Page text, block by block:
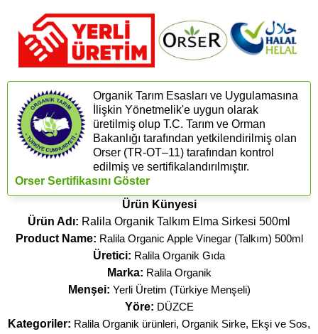
Organik Tarım Esasları ve Uygulamasına
İlişkin Yönetmelik'e uygun olarak
üretilmiş olup T.C. Tarım ve Orman
Bakanlığı tarafından yetkilendirilmiş olan
Orser (​TR-OT–11) tarafından kontrol
edilmiş ve sertifikalandırılmıştır.
Orser Sertifikasını Göster
Ürün Künyesi
Ürün Adı: Ralila Organik Talkım Elma Sirkesi 500ml
Product Name: Ralila Organic Apple Vinegar (Talkım) 500ml
Üretici: Ralila Organik Gıda
Marka: Ralila Organik
Menşei: Yerli Üretim (Türkiye Menşeli)
Yöre: DÜZCE
Kategoriler: Ralila Organik ürünleri, Organik Sirke, Ekşi ve Sos,